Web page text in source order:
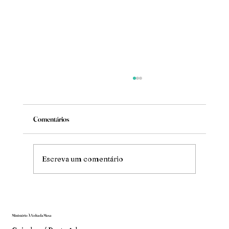
Um homem também chora
Comentários
Escreva um comentário
Ministério À Volta da Mesa